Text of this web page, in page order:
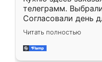
телеграмм.
Согласовали день
недели кухня была
довольны работой.
мебель за
Читать полностью